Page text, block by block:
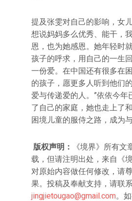
提及张雯对自己的影响，女
想说妈妈多么优秀、能干，
恩，也为她感恩。她年轻时
孩子的呼求，用自己的一生
一份爱。在中国还有很多在
的孩子，愿更多人听到他们
爱与传递爱的人。”依依今年
了自己的家庭，她也走上了
困境儿童的服侍之路，成为
版权声明：
《境界》所有文
载，但请注明出处，来自《
对原始内容做任何修改，请
果。投稿及奉献支持，请联系
jingjietougao@gmail.com。